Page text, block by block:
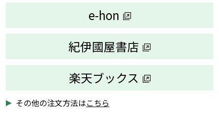
e-hon
紀伊國屋書店
楽天ブックス
その他の注文方法はこちら